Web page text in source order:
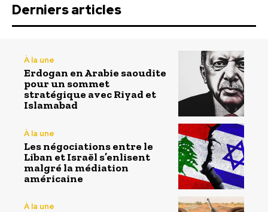
Derniers articles
À la une
Erdogan en Arabie saoudite
pour un sommet
stratégique avec Riyad et
Islamabad
À la une
Les négociations entre le
Liban et Israël s’enlisent
malgré la médiation
américaine
À la une